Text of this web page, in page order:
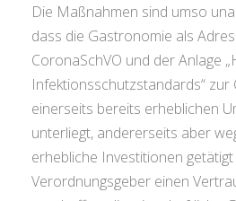
Die Maßnahmen sind umso
dass die Gastronomie als
CoronaSchVO und der Anlage
Infektionsschutzstandards“ zur
einerseits bereits erheblichen
unterliegt, andererseits aber
erhebliche Investitionen
Verordnungsgeber einen